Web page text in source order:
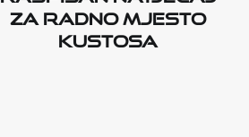
za radno mjesto
kustosa